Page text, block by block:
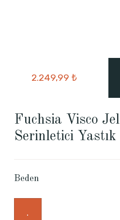
2.249,99 ₺
Fuchsia Visco Jel
Serinletici Yastık
Beden
.